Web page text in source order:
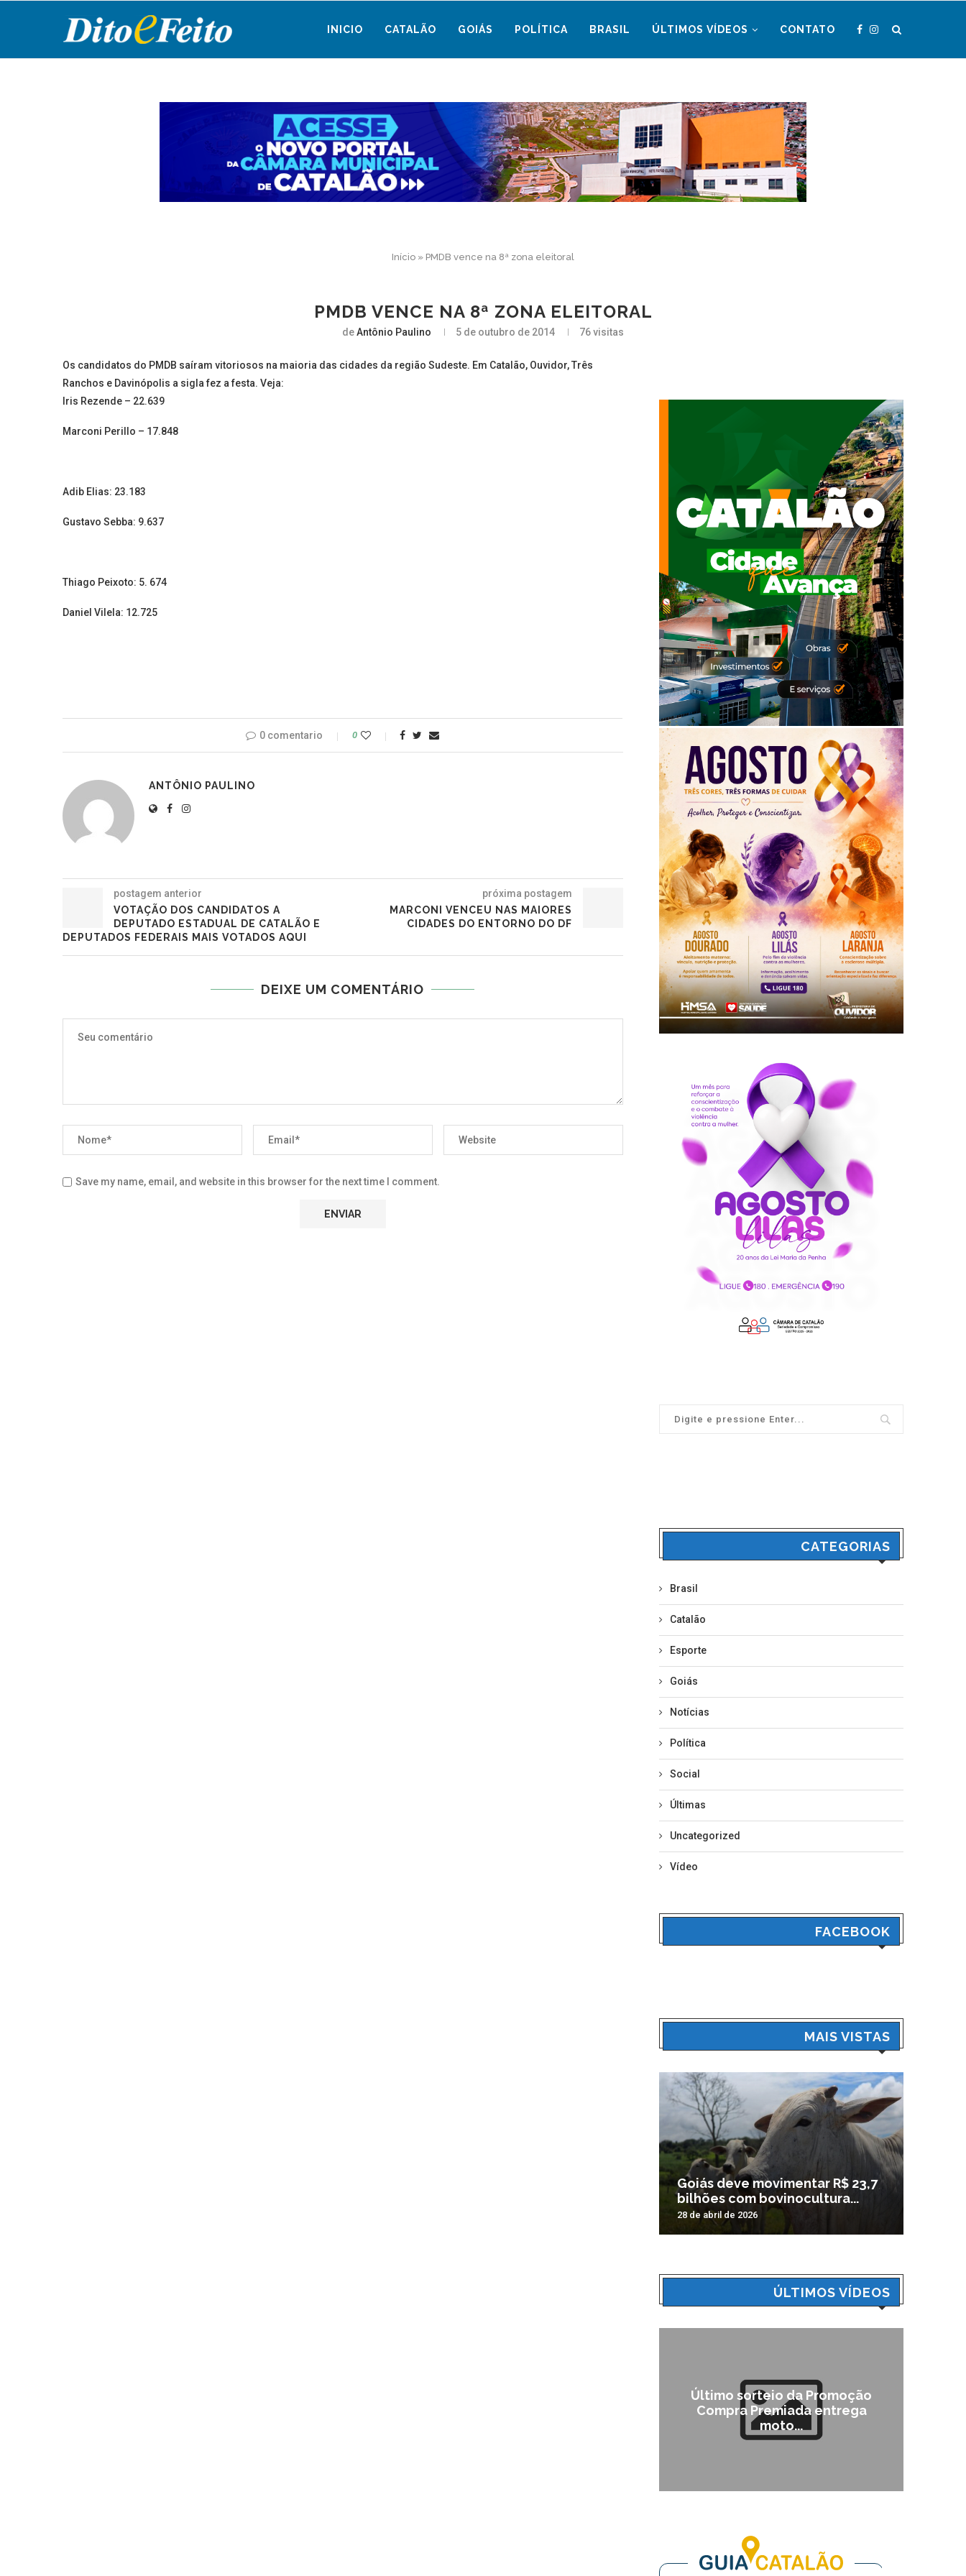
INICIO CATALÃO GOIÁS POLÍTICA BRASIL ÚLTIMOS VÍDEOS CONTATO
Início » PMDB vence na 8ª zona eleitoral
PMDB VENCE NA 8ª ZONA ELEITORAL
deAntônio Paulino 5 de outubro de 2014 76visitas
Os candidatos do PMDB saíram vitoriosos na maioria das cidades da região Sudeste. Em Catalão, Ouvidor, Três
Ranchos e Davinópolis a sigla fez a festa. Veja:
Iris Rezende – 22.639
Marconi Perillo – 17.848
Adib Elias: 23.183
Gustavo Sebba: 9.637
Thiago Peixoto: 5. 674
Daniel Vilela: 12.725
0 comentario 0
ANTÔNIO PAULINO
postagem anterior
VOTAÇÃO DOS CANDIDATOS A
DEPUTADO ESTADUAL DE CATALÃO E
DEPUTADOS FEDERAIS MAIS VOTADOS AQUI
próxima postagem
MARCONI VENCEU NAS MAIORES
CIDADES DO ENTORNO DO DF
DEIXE UM COMENTÁRIO
Save my name, email, and website in this browser for the next time I comment.
CATEGORIAS
Brasil
Catalão
Esporte
Goiás
Notícias
Política
Social
Últimas
Uncategorized
Vídeo
FACEBOOK
MAIS VISTAS
Goiás deve movimentar R$ 23,7
bilhões com bovinocultura...
28 de abril de 2026
ÚLTIMOS VÍDEOS
Último sorteio da Promoção
Compra Premiada entrega
moto...